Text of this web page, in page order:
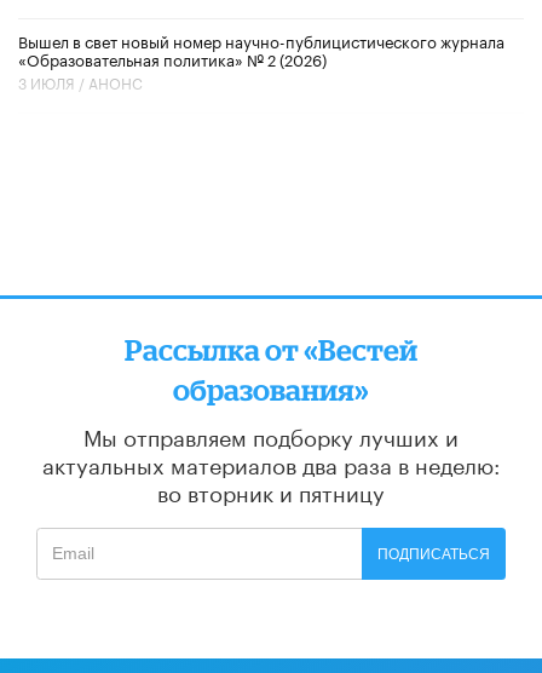
Вышел в свет новый номер научно-публицистического журнала
«Образовательная политика» № 2 (2026)
3 ИЮЛЯ / АНОНС
Рассылка от «Вестей
образования»
Мы отправляем подборку лучших и
актуальных материалов два раза в неделю:
во вторник и пятницу
ПОДПИСАТЬСЯ